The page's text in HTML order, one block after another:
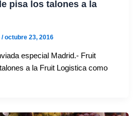
pisa los talones a la
/octubre 23, 2016
especial Madrid.- Fruit
a la Fruit Logistica como